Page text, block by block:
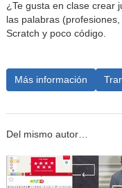
¿Te gusta en clase crear
las palabras
Scratch y poco código.
Más información
Del mismo autor…